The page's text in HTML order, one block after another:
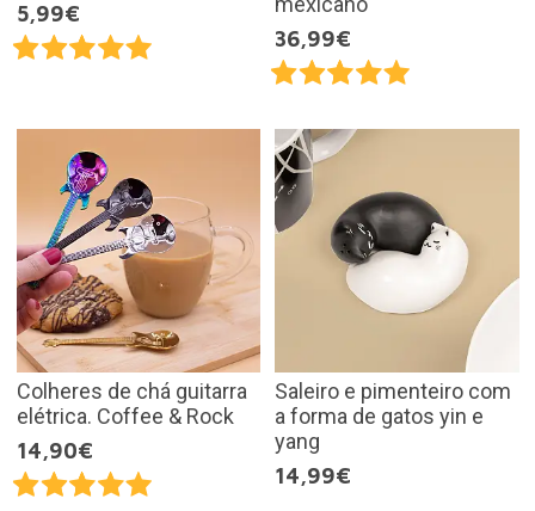
5,99€
36,99€
Colheres de chá guitarra
elétrica. Coffee & Rock
14,90€
Saleiro e pimenteiro com
a forma de gatos yin e
yang
14,99€